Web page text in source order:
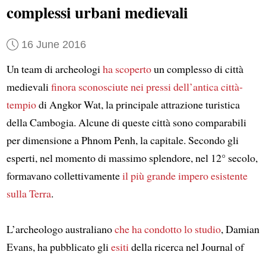
complessi urbani medievali
16 June 2016
Un team di archeologiha scopertoun complesso di città
medievalifinora sconosciutenei pressi dell’antica città-
tempiodi Angkor Wat, la principale attrazione turistica
della Cambogia. Alcune di queste città sono comparabili
per dimensione a Phnom Penh, la capitale. Secondo gli
esperti, nel momento di massimo splendore, nel 12° secolo,
formavano collettivamenteil più grande impero esistente
sulla Terra.
L’archeologo australianoche ha condotto lo studio, Damian
Evans, ha pubblicato gliesitidella ricerca nel Journal of